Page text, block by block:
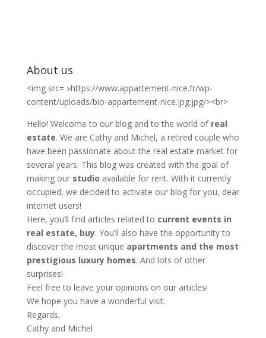
About us
<img src= »https://www.appartement-nice.fr/wp-
content/uploads/bio-appartement-nice.jpg.jpg/><br>
Hello! Welcome to our blog and to the world of real
estate. We are Cathy and Michel, a retired couple who
have been passionate about the real estate market for
several years. This blog was created with the goal of
making our studio available for rent. With it currently
occupied, we decided to activate our blog for you, dear
internet users!
Here, you’ll find articles related to current events in
real estate, buy. You’ll also have the opportunity to
discover the most unique apartments and the most
prestigious luxury homes. And lots of other
surprises!
Feel free to leave your opinions on our articles!
We hope you have a wonderful visit.
Regards,
Cathy and Michel